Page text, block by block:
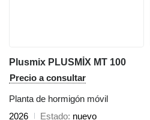
Plusmix PLUSMİX MT 100
Precio a consultar
Planta de hormigón móvil
2026
Estado nuevo